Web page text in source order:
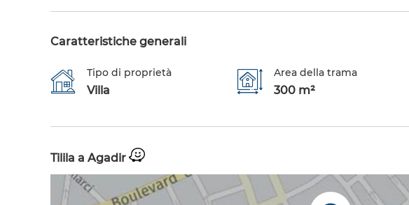
Caratteristiche generali
Tipo di proprietà
Villa
Area della trama
300 m²
Tilila a Agadir